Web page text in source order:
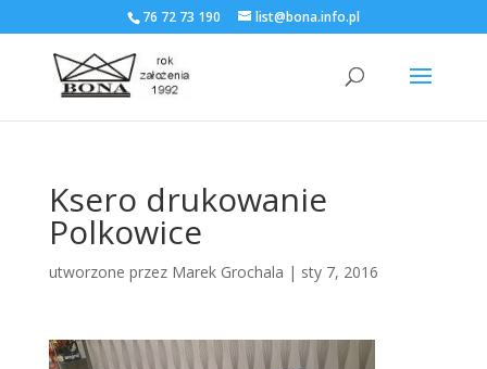
76 72 73 190 list@bona.info.pl
Ksero drukowanie
Polkowice
utworzone przez Marek Grochala | sty 7, 2016